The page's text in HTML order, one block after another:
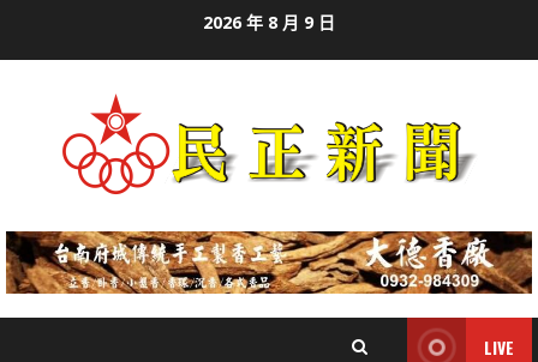
2026 年 8 月 9 日
LIVE